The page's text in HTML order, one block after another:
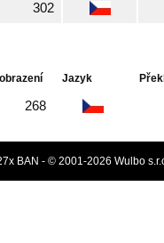
302
Jazyk
268
BAN - © 2001-2026 Wulbo